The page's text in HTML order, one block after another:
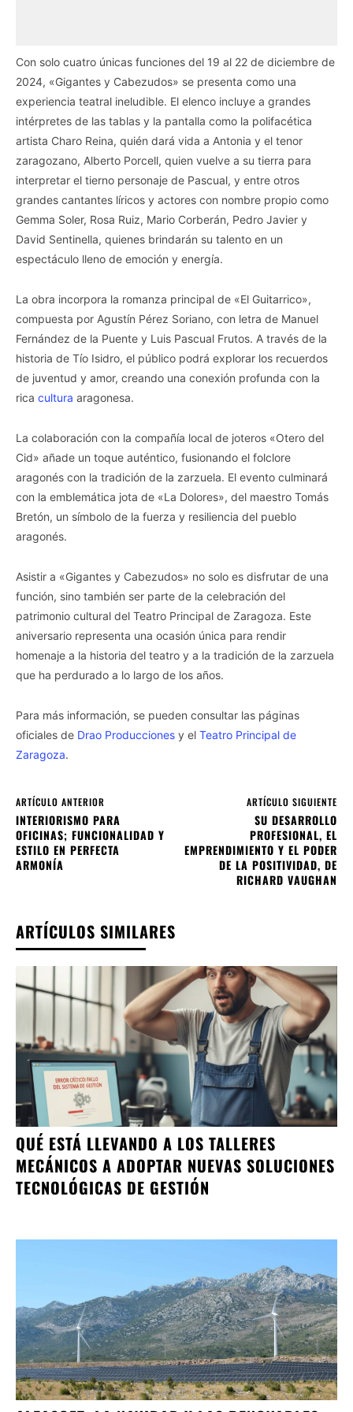
Con solo cuatro únicas funciones del 19 al 22 de diciembre de
2024, «Gigantes y Cabezudos» se presenta como una
experiencia teatral ineludible. El elenco incluye a grandes
intérpretes de las tablas y la pantalla como la polifacética
artista Charo Reina, quién dará vida a Antonia y el tenor
zaragozano, Alberto Porcell, quien vuelve a su tierra para
interpretar el tierno personaje de Pascual, y entre otros
grandes cantantes líricos y actores con nombre propio como
Gemma Soler, Rosa Ruiz, Mario Corberán, Pedro Javier y
David Sentinella, quienes brindarán su talento en un
espectáculo lleno de emoción y energía.
La obra incorpora la romanza principal de «El Guitarrico»,
compuesta por Agustín Pérez Soriano, con letra de Manuel
Fernández de la Puente y Luis Pascual Frutos. A través de la
historia de Tío Isidro, el público podrá explorar los recuerdos
de juventud y amor, creando una conexión profunda con la
rica cultura aragonesa.
La colaboración con la compañía local de joteros «Otero del
Cid» añade un toque auténtico, fusionando el folclore
aragonés con la tradición de la zarzuela. El evento culminará
con la emblemática jota de «La Dolores», del maestro Tomás
Bretón, un símbolo de la fuerza y resiliencia del pueblo
aragonés.
Asistir a «Gigantes y Cabezudos» no solo es disfrutar de una
función, sino también ser parte de la celebración del
patrimonio cultural del Teatro Principal de Zaragoza. Este
aniversario representa una ocasión única para rendir
homenaje a la historia del teatro y a la tradición de la zarzuela
que ha perdurado a lo largo de los años.
Para más información, se pueden consultar las páginas
oficiales de Drao Producciones y el Teatro Principal de
Zaragoza.
ARTÍCULO ANTERIOR
INTERIORISMO PARA
OFICINAS; FUNCIONALIDAD Y
ESTILO EN PERFECTA
ARMONÍA
ARTÍCULO SIGUIENTE
SU DESARROLLO
PROFESIONAL, EL
EMPRENDIMIENTO Y EL PODER
DE LA POSITIVIDAD, DE
RICHARD VAUGHAN
ARTÍCULOS SIMILARES
QUÉ ESTÁ LLEVANDO A LOS TALLERES
MECÁNICOS A ADOPTAR NUEVAS SOLUCIONES
TECNOLÓGICAS DE GESTIÓN